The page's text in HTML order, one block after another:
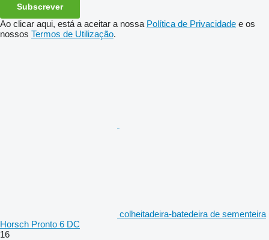
Subscrever
Ao clicar aqui, está a aceitar a nossa Política de Privacidade e os
nossos Termos de Utilização.
colheitadeira-batedeira de sementeira
Horsch Pronto 6 DC
16